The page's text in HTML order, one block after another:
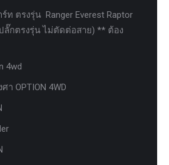
ท ตรงรุ่น Ranger Everest Raptor
ลั๊กตรงรุ่น ไม่ตัดต่อสาย) ** ต้อง
4wd
า OPTION 4WD